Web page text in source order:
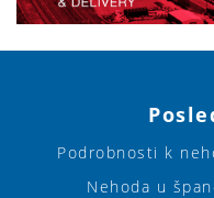
Podrobnosti k
Nehoda u